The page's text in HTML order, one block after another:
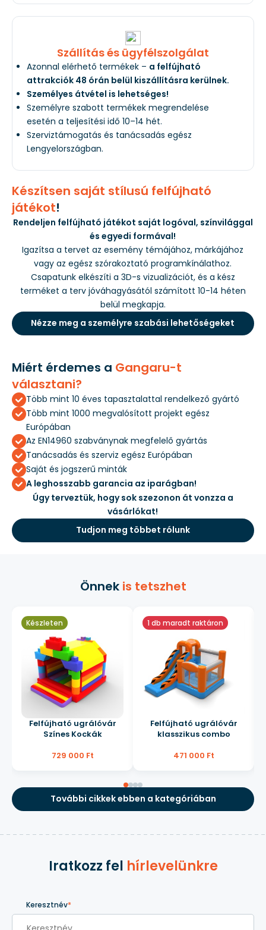
Szállítás és ügyfélszolgálat
Azonnal elérhető termékek – a felfújható
attrakciók 48 órán belül kiszállításra kerülnek.
Személyes átvétel is lehetséges!
Személyre szabott termékek megrendelése
esetén a teljesítési idő 10–14 hét.
Szerviztámogatás és tanácsadás egész
Lengyelországban.
Készítsen saját stílusú felfújható
játékot!
Rendeljen felfújható játékot saját logóval, színvilággal
és egyedi formával!
Igazítsa a tervet az esemény témájához, márkájához
vagy az egész szórakoztató programkínálathoz.
Csapatunk elkészíti a 3D-s vizualizációt, és a kész
terméket a terv jóváhagyásától számított 10-14 héten
belül megkapja.
Nézze meg a személyre szabási lehetőségeket
Miért érdemes a Gangaru-t
választani?
Több mint 10 éves tapasztalattal rendelkező gyártó
Több mint 1000 megvalósított projekt egész
Európában
Az EN14960 szabványnak megfelelő gyártás
Tanácsadás és szerviz egész Európában
Saját és jogszerű minták
A leghosszabb garancia az iparágban!
Úgy terveztük, hogy sok szezonon át vonzza a
vásárlókat!
Tudjon meg többet rólunk
Önnek is tetszhet
Készleten
Felfújható ugrálóvár
Színes Kockák
729 000 Ft
1 db maradt raktáron
Felfújható ugrálóvár
klasszikus combo
471 000 Ft
További cikkek ebben a kategóriában
Iratkozz fel hírlevelünkre
Keresztnév*